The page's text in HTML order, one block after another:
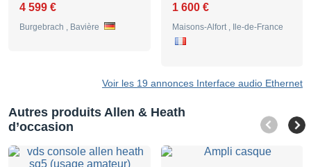
4 599 €
Burgebrach , Bavière
1 600 €
Maisons-Alfort , Ile-de-France
Voir les 19 annonces Interface audio Ethernet
Autres produits Allen & Heath
d’occasion